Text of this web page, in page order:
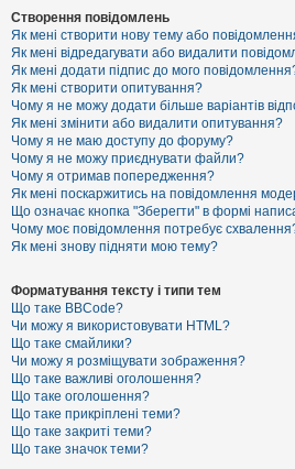
е
й
А
к
т
и
в
н
і
т
е
м
и
П
о
ш
у
к
Д
о
п
Створення повідомлень
Як мені створити нову тему або
Як мені відредагувати або видалити
Як мені додати підпис до мого
Як мені створити опитування?
Чому я не можу додати більше варіантів
Як мені змінити або видалити опитування?
Чому я не маю доступу до форуму?
Чому я не можу приєднувати файли?
Чому я отримав попередження?
Як мені поскаржитись на повідомлення
Що означає кнопка "Зберегти" в формі
Чому моє повідомлення потребує
Як мені знову підняти мою тему?
Форматування тексту і типи тем
Що таке BBCode?
Чи можу я використовувати HTML?
Що таке смайлики?
Чи можу я розміщувати зображення?
Що таке важливі оголошення?
Що таке оголошення?
Що таке прикріплені теми?
Що таке закриті теми?
Що таке значок теми?